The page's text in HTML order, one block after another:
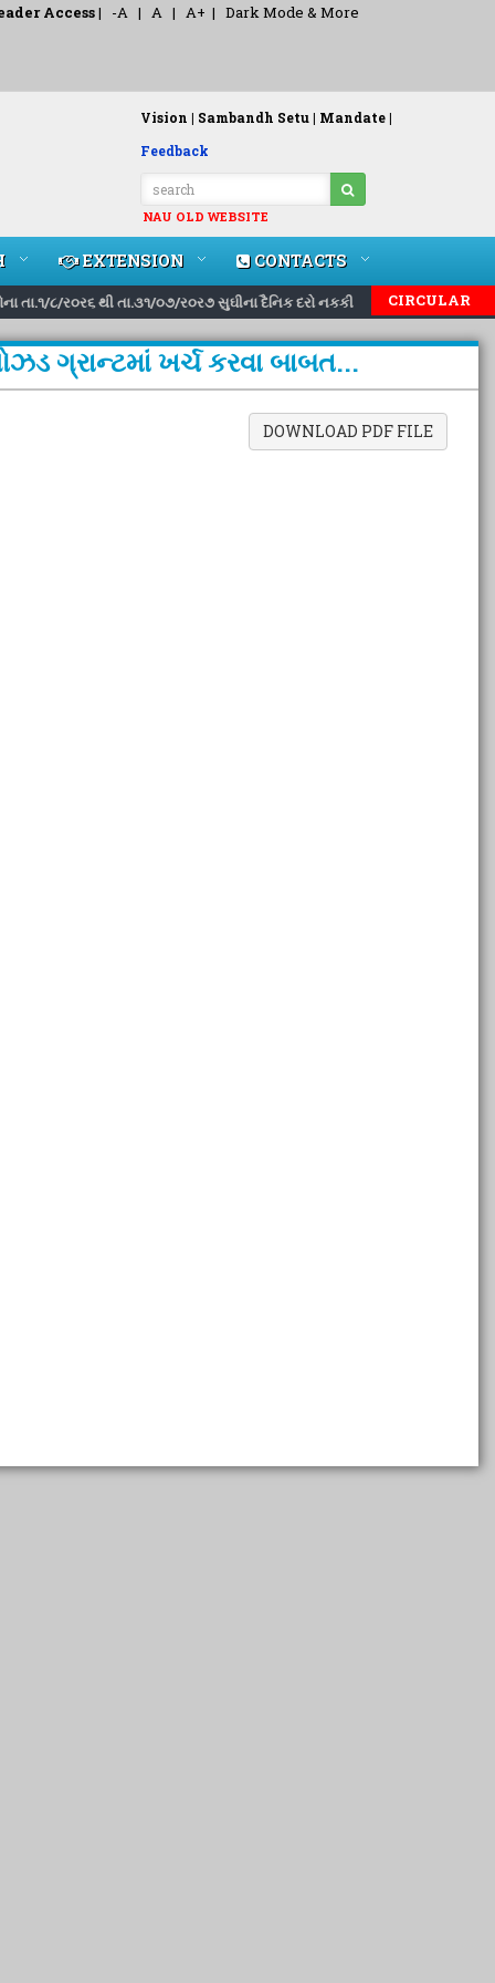
Access| -A | A | A+ | Dark Mode & More
Vision | Sambandh Setu | Mandate |
Feedback
NAU OLD WEBSITE
EXTENSION CONTACTS
૮/ર૦ર૬ થી તા.૩૧/૦૭/ર૦ર૭ સુઘીના દૈનિક દરો નકકી કરવા બાબત..| |
CIRCULAR
ગ્રાન્ટમાં ખર્ચ કરવા બાબત...
DOWNLOAD PDF FILE